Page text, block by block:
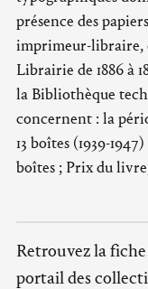
présence des
imprimeur-libraire,
Librairie de 1886 à
la Bibliothèque
concernent : la
13 boîtes (1939-
boîtes ; Prix du livre,
Retrouvez la
portail des